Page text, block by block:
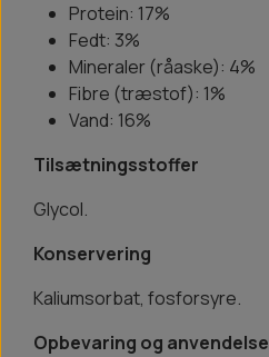
Protein: 17%
Fedt: 3%
Mineraler (råaske): 4%
Fibre (træstof): 1%
Vand: 16%
Tilsætningsstoffer
Glycol.
Konservering
Kaliumsorbat, fosforsyre.
Opbevaring og anvendelse